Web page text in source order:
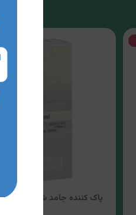
پاک کننده جامد شفاف لایه